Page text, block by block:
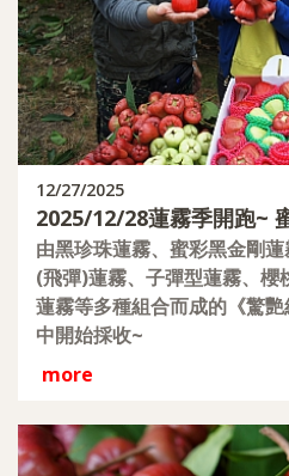
12/27/2025
2025/12/28蓮霧季開跑~
預購
由黑珍珠蓮霧、蜜彩黑金剛
(飛彈)蓮霧、子彈型蓮霧、櫻
蓮霧等多種組合而成的《驚
中開始採收~
more